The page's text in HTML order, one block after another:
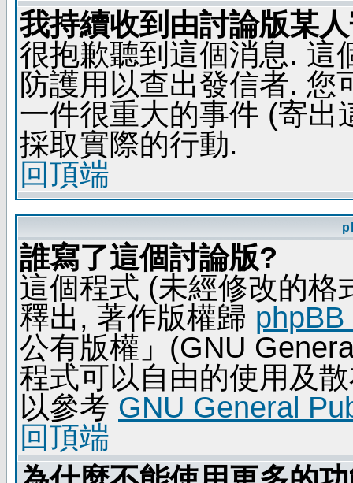
我持續收到由討論版某
很抱歉聽到這個消息. 這
防護用以查出發信者. 您
一件很重大的事件 (寄出
採取實際的行動.
回頂端
誰寫了這個討論版?
這個程式 (未經修改的格
釋出, 著作版權歸
公有版權」(GNU
程式可以自由的使用及
以參考 GNU General
回頂端